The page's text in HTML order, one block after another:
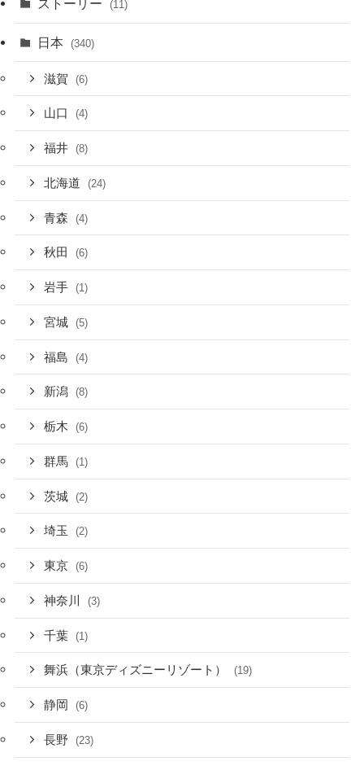
ストーリー (11)
日本 (340)
滋賀 (6)
山口 (4)
福井 (8)
北海道 (24)
青森 (4)
秋田 (6)
岩手 (1)
宮城 (5)
福島 (4)
新潟 (8)
栃木 (6)
群馬 (1)
茨城 (2)
埼玉 (2)
東京 (6)
神奈川 (3)
千葉 (1)
舞浜（東京ディズニーリゾート） (19)
静岡 (6)
長野 (23)